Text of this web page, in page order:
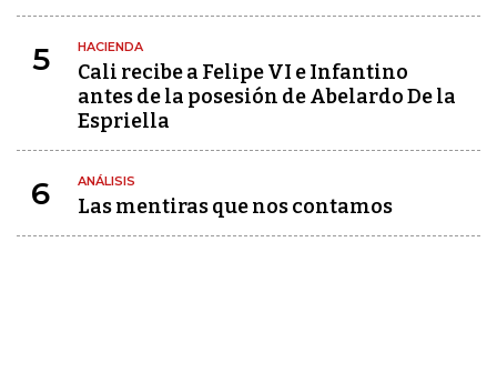
5 HACIENDA
Cali recibe a Felipe VI e Infantino
antes de la posesión de Abelardo De la
Espriella
6 ANÁLISIS
Las mentiras que nos contamos